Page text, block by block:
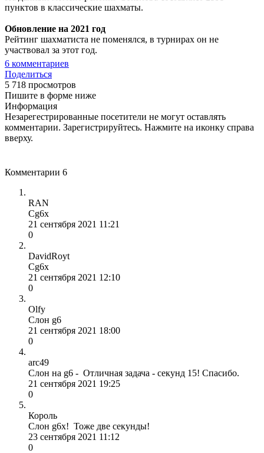
пунктов в классические шахматы.
Обновление на 2021 год
Рейтинг шахматиста не поменялся, в турнирах он не
участвовал за этот год.
6 комментариев
Поделиться
5 718 просмотров
Пишите в форме ниже
Информация
Незарегестрированные посетители не могут оставлять
комментарии. Зарегистрируйтесь. Нажмите на иконку справа
вверху.
Комментарии 6
RAN
Сg6x
21 сентября 2021 11:21
0
DavidRoyt
Cg6x
21 сентября 2021 12:10
0
Olfy
Слон g6
21 сентября 2021 18:00
0
arc49
Слон на g6 - Отличная задача - секунд 15! Спасибо.
21 сентября 2021 19:25
0
Король
Слон g6x! Тоже две секунды!
23 сентября 2021 11:12
0